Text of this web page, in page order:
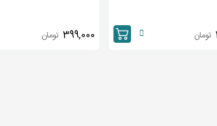
تومان 399,000 تومان